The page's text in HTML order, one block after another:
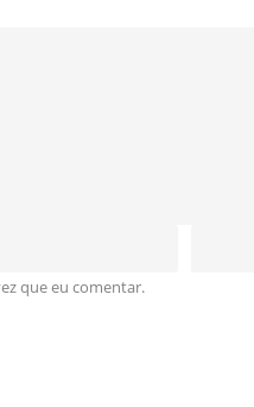
que eu comentar.